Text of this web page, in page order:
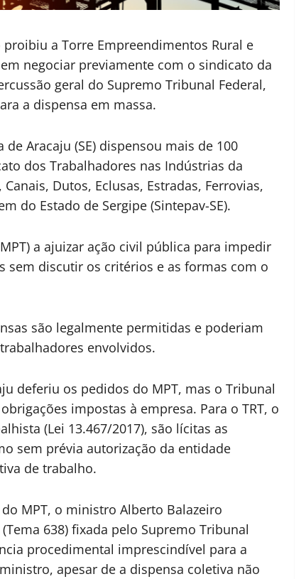
a Torre Empreendimentos Rural e
negociar previamente com o sindicato da
geral do Supremo Tribunal Federal,
a dispensa em massa.
Aracaju (SE) dispensou mais de 100
dos Trabalhadores nas Indústrias da
Dutos, Eclusas, Estradas, Ferrovias,
do Estado de Sergipe (Sintepav-SE).
a ajuizar ação civil pública para impedir
sem discutir os critérios e as formas com o
são legalmente permitidas e poderiam
envolvidos.
deferiu os pedidos do MPT, mas o Tribunal
impostas à empresa. Para o TRT, o
(Lei 13.467/2017), são lícitas as
sem prévia autorização da entidade
de trabalho.
MPT, o ministro Alberto Balazeiro
638) fixada pelo Supremo Tribunal
procedimental imprescindível para a
apesar de a dispensa coletiva não